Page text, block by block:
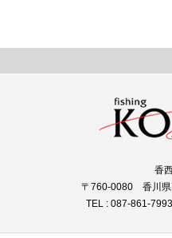
香
〒760-0080 香川県
TEL : 087-861-